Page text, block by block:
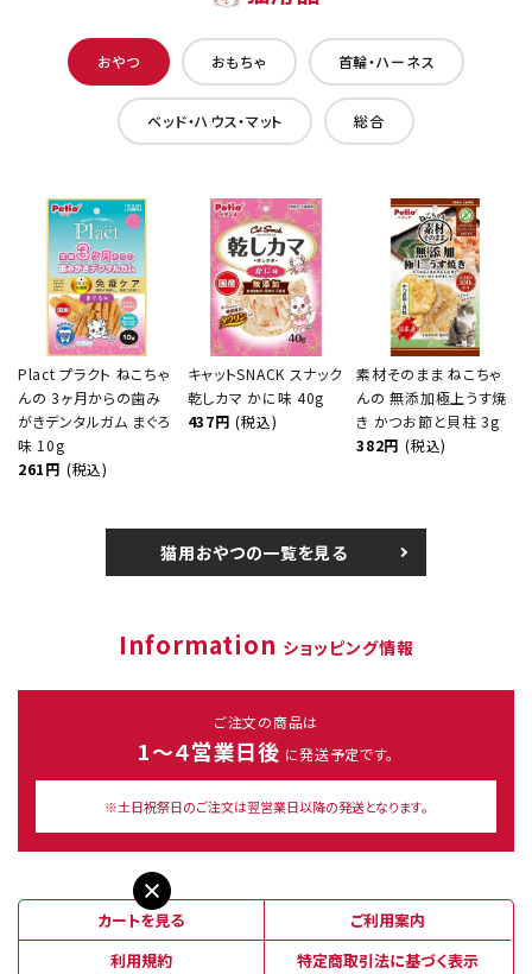
おやつ おもちゃ 首輪・ハーネス
ベッド・ハウス・マット 総合
Plact プラクト ねこちゃ
んの 3ヶ月からの歯み
がきデンタルガム まぐろ
味 10g
261円 (税込)
キャットSNACK スナック
乾しカマ かに味 40g
437円 (税込)
素材そのまま ねこちゃ
んの 無添加極上うす焼
き かつお節と貝柱 3g
382円 (税込)
猫用おやつの一覧を見る
Information ショッピング情報
ご注文の商品は
1～４営業日後 に発送予定です。
※土日祝祭日のご注文は翌営業日以降の発送となります。
カートを見る
ご利用案内
利用規約
特定商取引法に基づく表示